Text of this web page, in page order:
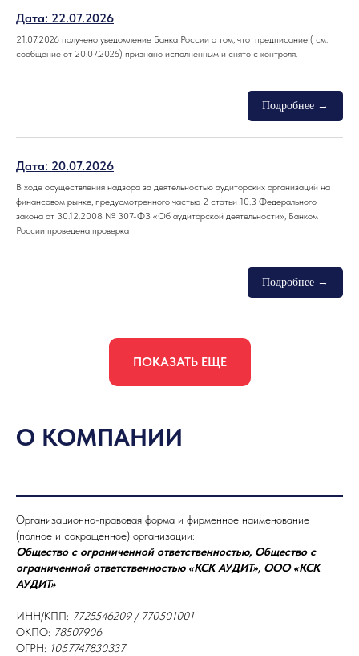
Дата: 22.07.2026
21.07.2026 получено уведомление Банка России о том, что предписание ( см.
сообщение от 20.07.2026) признано исполненным и снято с контроля.
Дата: 20.07.2026
В ходе осуществления надзора за деятельностью аудиторских организаций на
финансовом рынке, предусмотренного частью 2 статьи 10.3 Федерального
закона от 30.12.2008 № 307-ФЗ «Об аудиторской деятельности», Банком
России проведена проверка
ПОКАЗАТЬ ЕЩЕ
О КОМПАНИИ
Организационно-правовая форма и фирменное наименование
(полное и сокращенное) организации:
Общество с ограниченной ответственностью, Общество с
ограниченной ответственностью «КСК АУДИТ», ООО «КСК
АУДИТ»
ИНН/КПП: 7725546209 / 770501001
ОКПО: 78507906
ОГРН: 1057747830337